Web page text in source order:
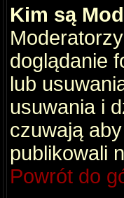
Kim są
doglądanie
lub
usuwania i
czuwają
publikowali
Powrót do